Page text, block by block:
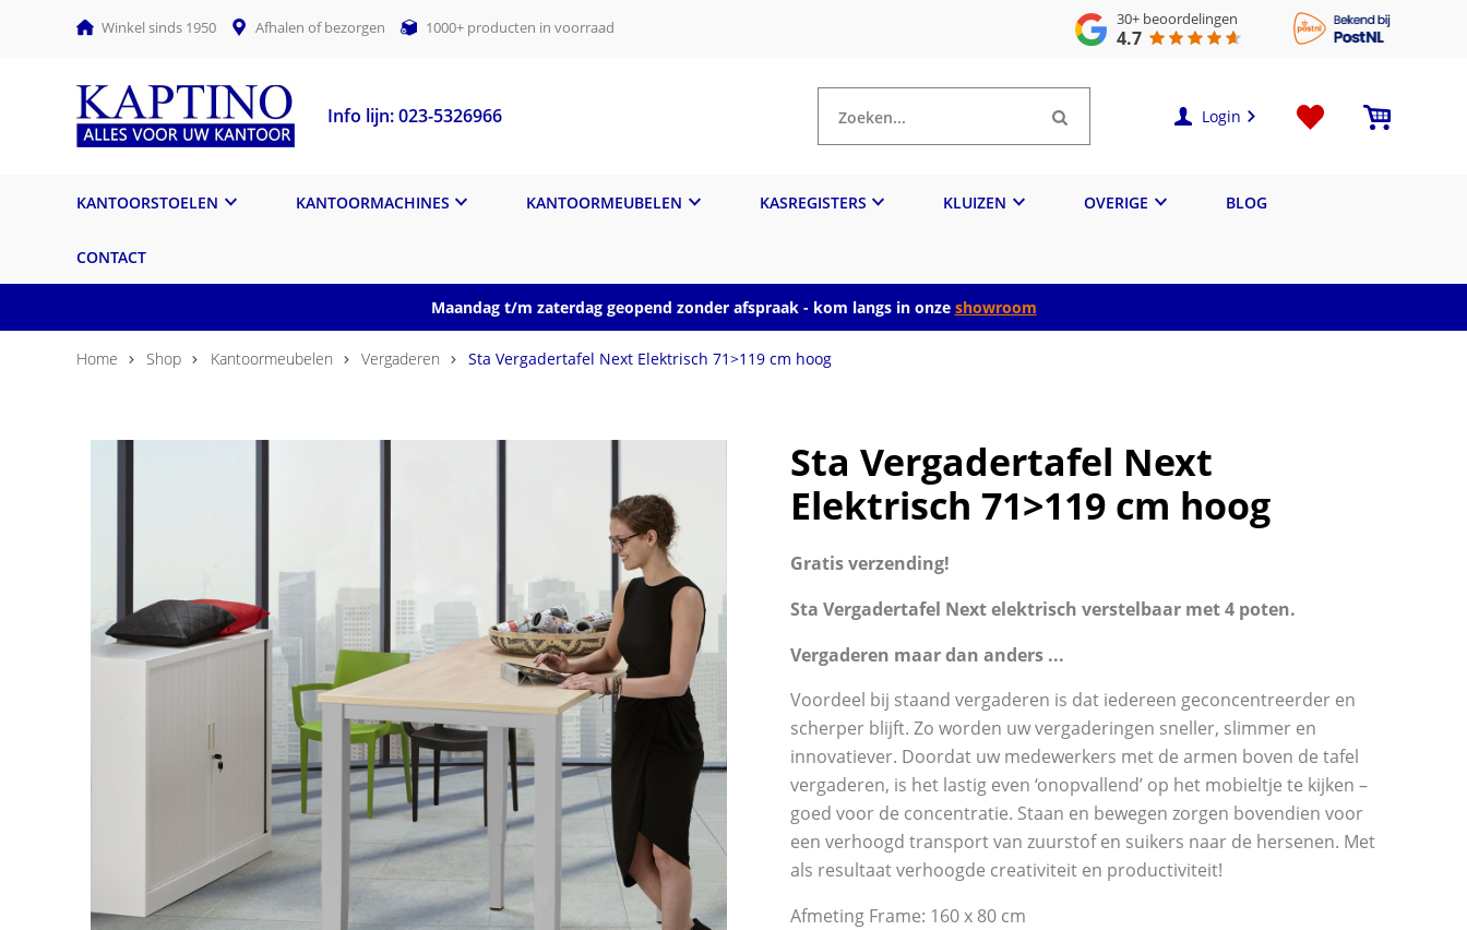
Winkel sinds 1950 Afhalen of bezorgen 1000+ producten in voorraad 30+ beoordelingen
4.7
Info lijn: 023-5326966 Zoeken... Login
KANTOORSTOELEN KANTOORMACHINES KANTOORMEUBELEN KASREGISTERS KLUIZEN OVERIGE BLOG
CONTACT
Maandag t/m zaterdag geopend zonder afspraak - kom langs in onze showroom
Home Shop Kantoormeubelen Vergaderen Sta Vergadertafel Next Elektrisch 71>119 cm hoog
Sta Vergadertafel Next
Elektrisch 71>119 cm hoog
Gratis verzending!
Sta Vergadertafel Next elektrisch verstelbaar met 4 poten.
Vergaderen maar dan anders ...
Voordeel bij staand vergaderen is dat iedereen geconcentreerder en
scherper blijft. Zo worden uw vergaderingen sneller, slimmer en
innovatiever. Doordat uw medewerkers met de armen boven de tafel
vergaderen, is het lastig even ‘onopvallend’ op het mobieltje te kijken –
goed voor de concentratie. Staan en bewegen zorgen bovendien voor
een verhoogd transport van zuurstof en suikers naar de hersenen. Met
als resultaat verhoogde creativiteit en productiviteit!
Afmeting Frame: 160 x 80 cm